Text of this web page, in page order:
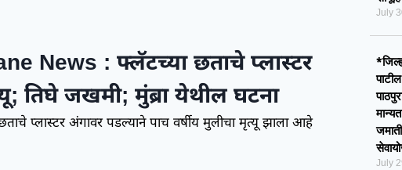
News : फ्लॅटच्या छताचे प्लास्टर
तिघे जखमी; मुंब्रा येथील घटना
प्लास्टर अंगावर पडल्याने पाच वर्षीय मुलीचा मृत्यू झाला आहे
July
July